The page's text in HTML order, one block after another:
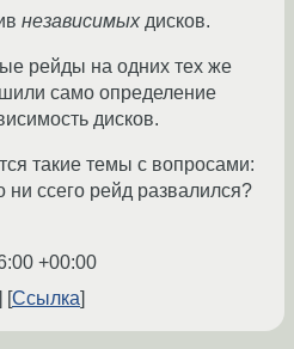
независимыхдисков.
рейды на одних тех же
само определение
дисков.
такие темы с вопросами:
ни ссего рейд развалился?
+00:00
Ссылка